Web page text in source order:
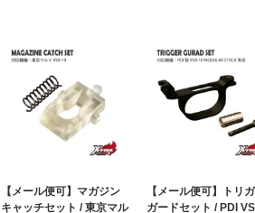
【メール便可】マガジン
キャッチセット / 東京マル
【メール便可】トリ
ガードセット / PDI